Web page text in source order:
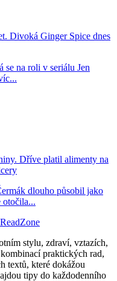
Divoká Ginger Spice dnes
na roli v seriálu Jen
Dříve platil alimenty na
dlouho působil jako
otočila...
ReadZone
stylu, zdraví, vztazích,
praktických rad,
textů, které dokážou
tipy do každodenního